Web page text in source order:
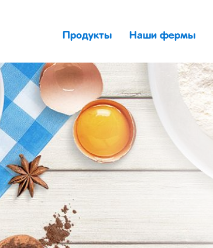
Продукты Наши фермы